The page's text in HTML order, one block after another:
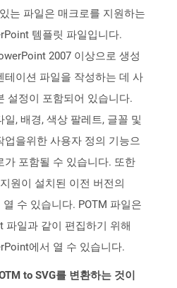
는 파일은 매크로를 지원하는
템플릿 파일입니다.
2007 이상으로 생성
테이션 파일을 작성하는 데 사
설정이 포함되어 있습니다.
일, 배경, 색상 팔레트, 글꼴 및
업을위한 사용자 정의 기능으
가 포함될 수 있습니다. 또한
원이 설치된 이전 버전의
수 있습니다. POTM 파일은
파일과 같이 편집하기 위해
에서 열 수 있습니다.
to SVG를 변환하는 것이